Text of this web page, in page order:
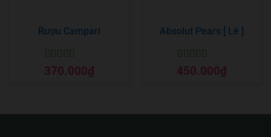
Rượu Campari
Được xếp
hạng55 sao
370.000₫
Absolut Pears [ Lê ]
Được xếp
hạng55 sao
450.000₫